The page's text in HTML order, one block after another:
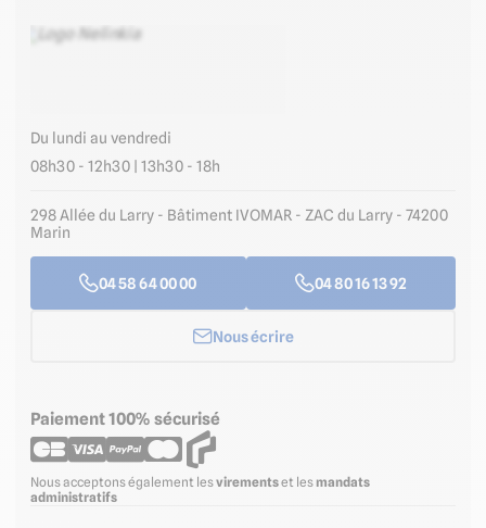
Du lundi au vendredi
08h30 - 12h30 | 13h30 - 18h
298 Allée du Larry - Bâtiment IVOMAR - ZAC du Larry - 74200
Marin
04 58 64 00 00 04 80 16 13 92
Nous écrire
Paiement 100% sécurisé
Nous acceptons également lesvirementset les mandats
administratifs